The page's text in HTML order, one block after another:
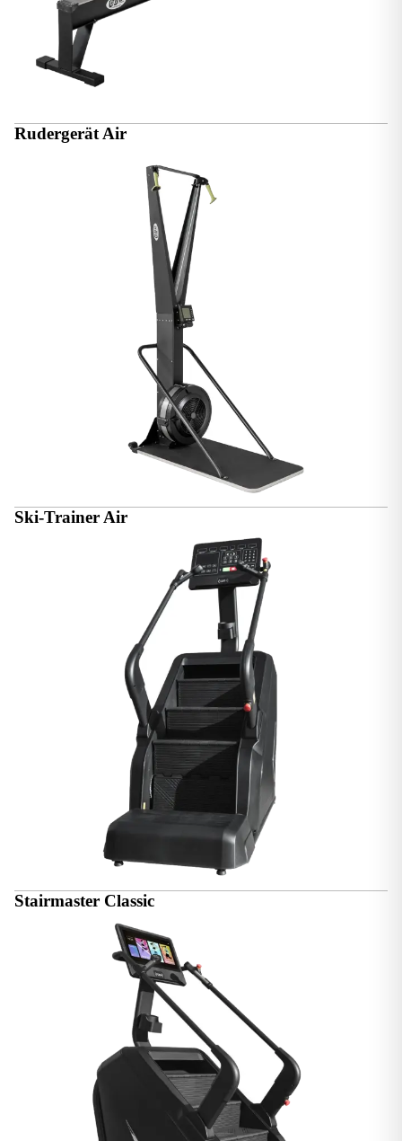
Rudergerät Air
Ski-Trainer Air
Stairmaster Classic